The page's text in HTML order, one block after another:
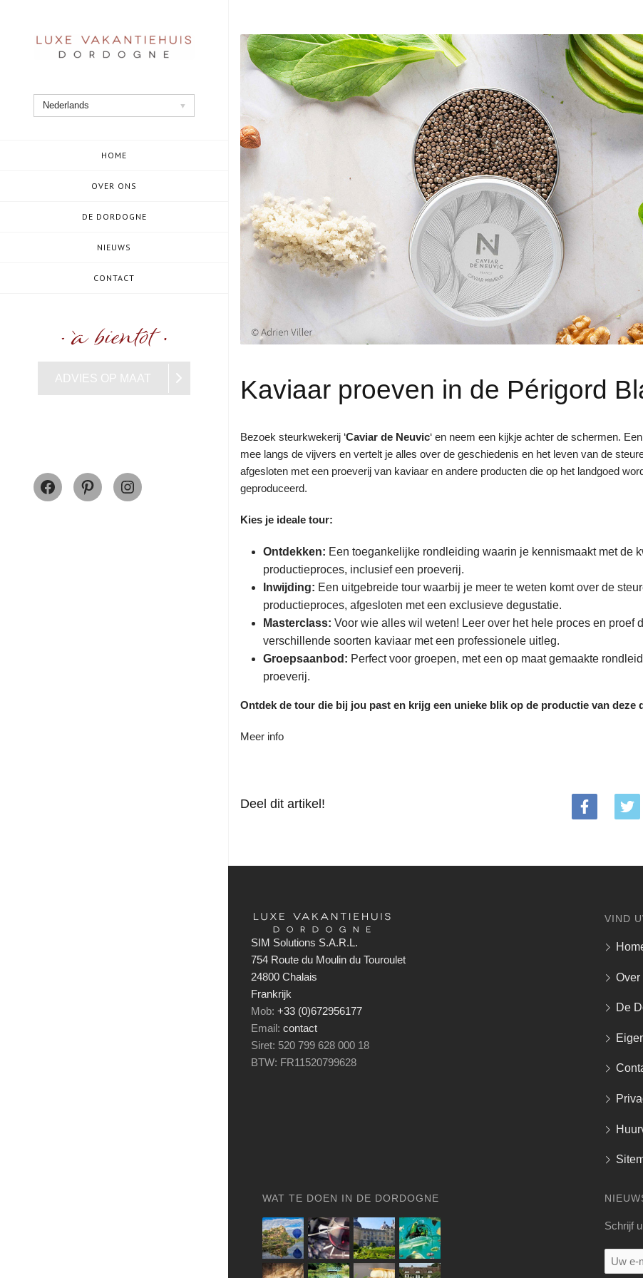
Nederlands
HOME
OVER ONS
DE DORDOGNE
NIEUWS
CONTACT
ADVIES OP MAAT
Facebook
PinterestInstagram
Kaviaar proeven in de Périgord
Bezoek steurkwekerij ‘Caviar de Neuvic‘ en neem een kijkje achter de schermen.
mee langs de vijvers en vertelt je alles over de geschiedenis en het leven van de
afgesloten met een proeverij van kaviaar en andere producten die op het landgoed
geproduceerd.
Kies je ideale tour:
Ontdekken: Een toegankelijke rondleiding waarin je kennismaakt met de
productieproces, inclusief een proeverij.
Inwijding: Een uitgebreide tour waarbij je meer te weten komt over de
productieproces, afgesloten met een exclusieve degustatie.
Masterclass: Voor wie alles wil weten! Leer over het hele proces en proef
verschillende soorten kaviaar met een professionele uitleg.
Groepsaanbod: Perfect voor groepen, met een op maat gemaakte
proeverij.
Ontdek de tour die bij jou past en krijg een unieke blik op de productie van deze
Meer info
Deel dit artikel!
SIM Solutions S.A.R.L.
754 Route du Moulin du Touroulet
24800 Chalais
Frankrijk
Mob: +33 (0)672956177
Email: contact
Siret: 520 799 628 000 18
BTW: FR11520799628
VIND
Over
De
WAT TE DOEN IN DE DORDOGNE
Schrijf
Uw
e-